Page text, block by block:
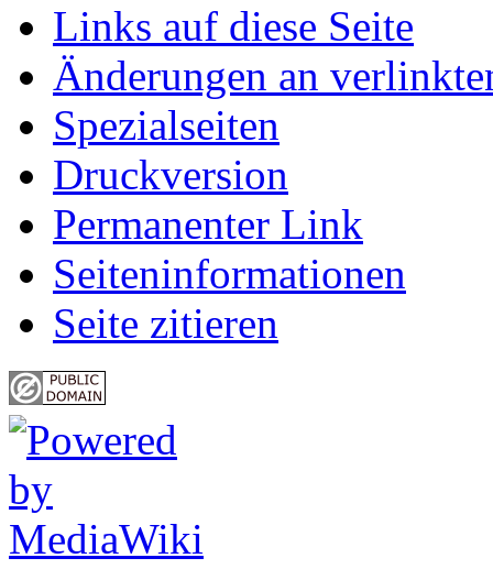
Links auf diese Seite
Änderungen an
Spezialseiten
Druckversion
Permanenter Link
Seiten­informationen
Seite zitieren